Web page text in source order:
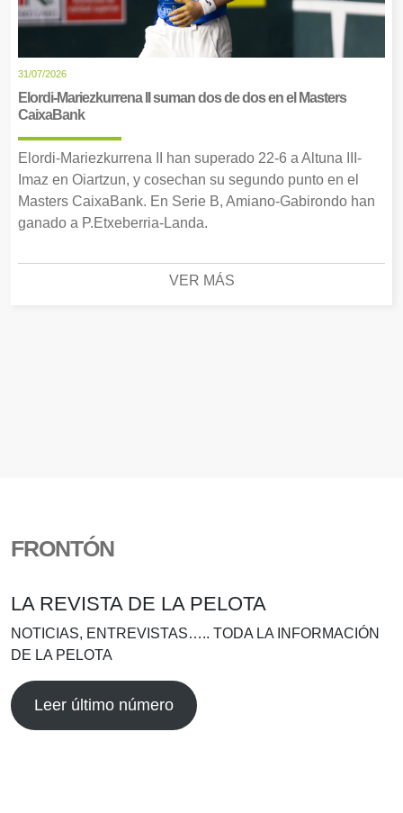
31/07/2026
Elordi-Mariezkurrena II suman dos de dos en el Masters
CaixaBank
Elordi-Mariezkurrena II han superado 22-6 a Altuna III-
Imaz en Oiartzun, y cosechan su segundo punto en el
Masters CaixaBank. En Serie B, Amiano-Gabirondo han
ganado a P.Etxeberria-Landa.
VER MÁS
FRONTÓN
LA REVISTA DE LA PELOTA
NOTICIAS, ENTREVISTAS….. TODA LA INFORMACIÓN
DE LA PELOTA
Leer último número